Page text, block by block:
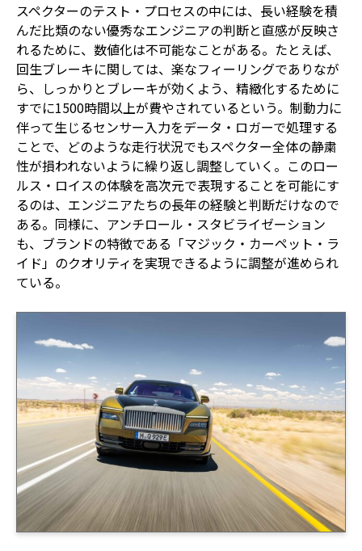
スペクターのテスト・プロセスの中には、長い経験を積
んだ比類のない優秀なエンジニアの判断と直感が反映さ
れるために、数値化は不可能なことがある。たとえば、
回生ブレーキに関しては、楽なフィーリングでありなが
ら、しっかりとブレーキが効くよう、精緻化するために
すでに1500時間以上が費やされているという。制動力に
伴って生じるセンサー入力をデータ・ロガーで処理する
ことで、どのような走行状況でもスペクター全体の静粛
性が損われないように繰り返し調整していく。このロー
ルス・ロイスの体験を高次元で表現することを可能にす
るのは、エンジニアたちの長年の経験と判断だけなので
ある。同様に、アンチロール・スタビライゼーション
も、ブランドの特徴である「マジック・カーペット・ラ
イド」のクオリティを実現できるように調整が進められ
ている。